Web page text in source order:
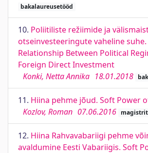
bakalaureusetööd
10. Poliitiliste režiimide ja
otseinvesteeringute vaheline suhe.
Relationship Between Political
Foreign Direct Investment
Konki, Netta Annika 18.01.2018
11. Hiina pehme jõud. Soft Power
Kozlov, Roman 07.06.2016
12. Hiina Rahvavabariigi pehme
avaldumine Eesti Vabariigis. Soft